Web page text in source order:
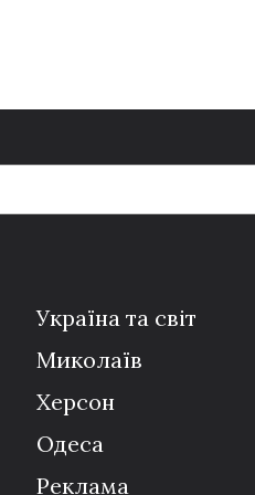
Україна та світ
Миколаїв
Херсон
Одеса
Реклама